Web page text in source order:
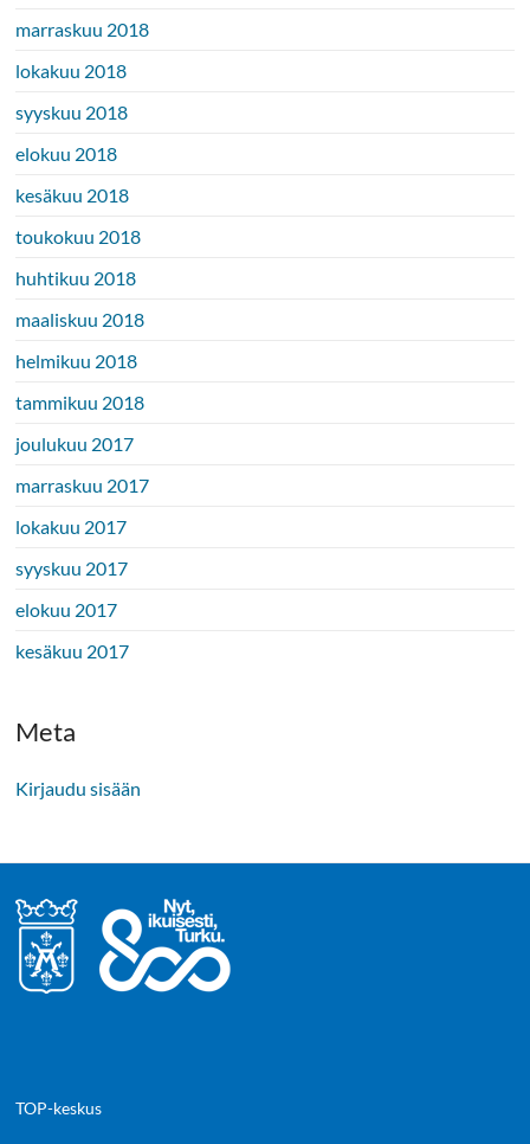
marraskuu 2018
lokakuu 2018
syyskuu 2018
elokuu 2018
kesäkuu 2018
toukokuu 2018
huhtikuu 2018
maaliskuu 2018
helmikuu 2018
tammikuu 2018
joulukuu 2017
marraskuu 2017
lokakuu 2017
syyskuu 2017
elokuu 2017
kesäkuu 2017
Meta
Kirjaudu sisään
TOP-keskus